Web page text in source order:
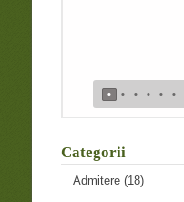
• • • • • •
Categorii
Admitere (18)